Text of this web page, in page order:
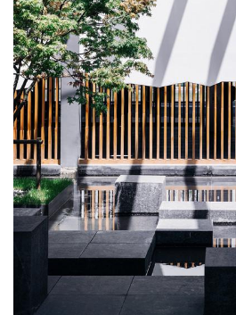
建
筑
设
计
室